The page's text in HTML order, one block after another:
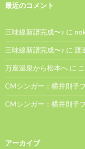
最近のコメント
三味線新譜完成〜♪ に
三味線新譜完成〜♪ に 渡
万座温泉から松本へ に
CMシンガー：横井則子
CMシンガー：横井則子
アーカイブ